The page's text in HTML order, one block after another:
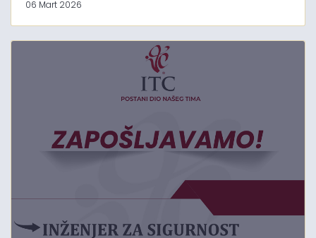
06 Mart 2026